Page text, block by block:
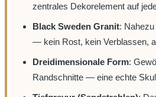
zentrales Dekorelement auf
Black Sweden Granit:
— kein Rost, kein Verblassen,
Dreidimensionale Form:
Randschnitte — eine echte